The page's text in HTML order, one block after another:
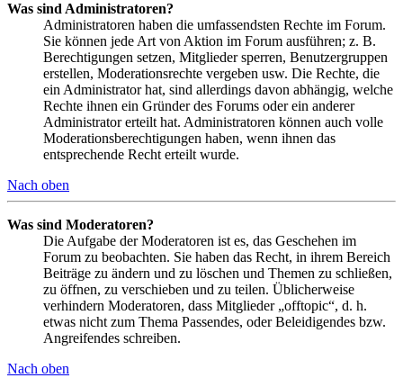
Was sind Administratoren?
Administratoren haben die umfassendsten Rechte im Forum.
Sie können jede Art von Aktion im Forum ausführen; z. B.
Berechtigungen setzen, Mitglieder sperren, Benutzergruppen
erstellen, Moderationsrechte vergeben usw. Die Rechte, die
ein Administrator hat, sind allerdings davon abhängig, welche
Rechte ihnen ein Gründer des Forums oder ein anderer
Administrator erteilt hat. Administratoren können auch volle
Moderationsberechtigungen haben, wenn ihnen das
entsprechende Recht erteilt wurde.
Nach oben
Was sind Moderatoren?
Die Aufgabe der Moderatoren ist es, das Geschehen im
Forum zu beobachten. Sie haben das Recht, in ihrem Bereich
Beiträge zu ändern und zu löschen und Themen zu schließen,
zu öffnen, zu verschieben und zu teilen. Üblicherweise
verhindern Moderatoren, dass Mitglieder „offtopic“, d. h.
etwas nicht zum Thema Passendes, oder Beleidigendes bzw.
Angreifendes schreiben.
Nach oben